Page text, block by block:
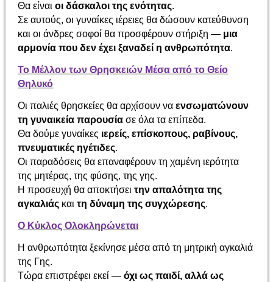
Θα είναιοι δάσκαλοι της ενότητας.
Σε αυτούς, οι γυναίκες ιέρειες θα δώσουν κατεύθυνση
και οι άνδρες σοφοί θα προσφέρουν στήριξη — μια
αρμονία που δεν έχει ξαναδεί η ανθρωπότητα.
Το Μέλλον των Θρησκειών Μέσα από το Θείο
Θηλυκό
Οι παλιές θρησκείες θα αρχίσουν ναενσωματώνουν
τη γυναικεία παρουσία σε όλα τα επίπεδα.
Θα δούμε γυναίκες ιερείς, επίσκοπους, ραβίνους,
πνευματικές ηγέτιδες.
Οι παραδόσεις θα επαναφέρουν τη χαμένη ιερότητα
της μητέρας, της φύσης, της γης.
Η προσευχή θα αποκτήσειτην απαλότητα της
αγκαλιάς καιτη δύναμη της συγχώρεσης.
Ο Κύκλος Ολοκληρώνεται
Η ανθρωπότητα ξεκίνησε μέσα από τη μητρική αγκαλιά
της Γης.
Τώρα επιστρέφει εκεί —όχι ως παιδί, αλλά ως